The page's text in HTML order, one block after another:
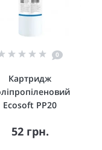
0
Картридж
Ecosoft PP20
52 грн.